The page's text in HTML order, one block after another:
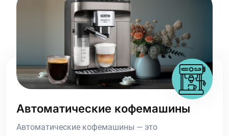
Автоматические кофемашины
Автоматические кофемашины — это